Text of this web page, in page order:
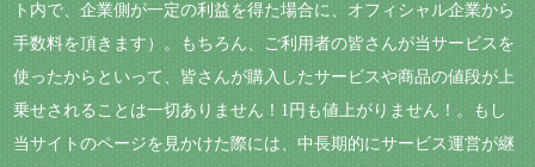
ト内で、企業側が一定の利益を得た場合に、オフィシャル企業から
手数料を頂きます）。もちろん、ご利用者の皆さんが当サービスを
使ったからといって、皆さんが購入したサービスや商品の値段が上
乗せされることは一切ありません！1円も値上がりません！。もし
当サイトのページを見かけた際には、中長期的にサービス運営が継